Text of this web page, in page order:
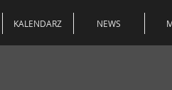
KALENDARZ NEWS